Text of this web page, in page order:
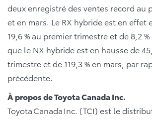
deux enregistré des ventes record au
et en mars. Le RX hybride est en effet
19,6 % au premier trimestre et de 8,2
que le NX hybride est en hausse de
trimestre et de 119,3 % en mars, par
précédente.
À propos de Toyota Canada Inc.
Toyota Canada Inc. (TCI) est le